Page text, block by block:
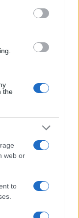
the
web or
to
αγορές ήταν
και από
πάγκους
ευλογίες πάντα
εισπράξει τα